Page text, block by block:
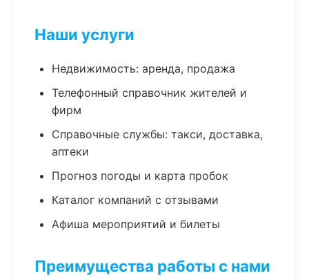
Наши услуги
Недвижимость: аренда, продажа
Телефонный справочник жителей и
фирм
Справочные службы: такси, доставка,
аптеки
Прогноз погоды и карта пробок
Каталог компаний с отзывами
Афиша мероприятий и билеты
Преимущества работы с нами